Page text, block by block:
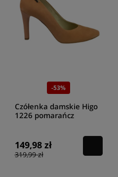
-53%
Czółenka damskie Higo
1226 pomarańcz
149,98 zł
319,99 zł